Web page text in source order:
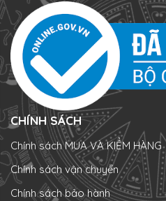
CHÍNH SÁCH
Chính sách MUA VÀ KIỂM HÀNG
Chính sách vận chuyển
Chính sách bảo hành